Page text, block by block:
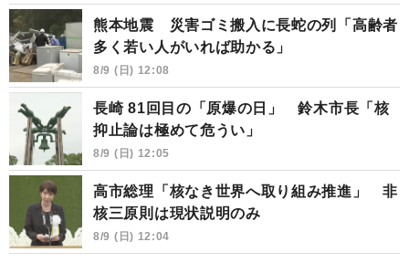
熊本地震 災害ゴミ搬入に長蛇の列「高齢者
多く若い人がいれば助かる」
8/9 (日) 12:08
長崎 81回目の「原爆の日」 鈴木市長「核
抑止論は極めて危うい」
8/9 (日) 12:05
高市総理「核なき世界へ取り組み推進」 非
核三原則は現状説明のみ
8/9 (日) 12:04